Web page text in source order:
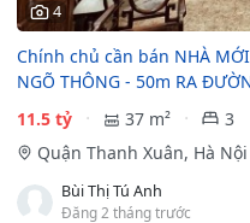
4
Chính chủ cần bán NHÀ
NGÕ THÔNG - 50m RA
11.5 tỷ
37 m²
3
Quận Thanh Xuân, Hà Nội
Bùi Thị Tú Anh
Đăng 2 tháng trước